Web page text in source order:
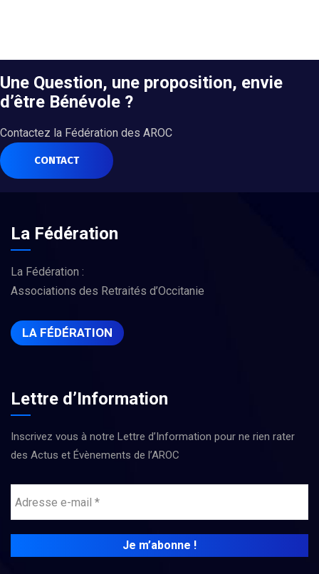
Une Question, une proposition, envie
d’être Bénévole ?
Contactez la Fédération des AROC
CONTACT
La Fédération
La Fédération :
Associations des Retraités d’Occitanie
LA FÉDÉRATION
Lettre d’Information
Inscrivez vous à notre Lettre d’Information pour ne rien rater
des Actus et Évènements de l’AROC